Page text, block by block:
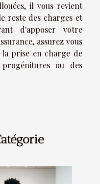
il vous revient
reste des charges et
d'apposer votre
assurez vous
prise en charge de
ou des